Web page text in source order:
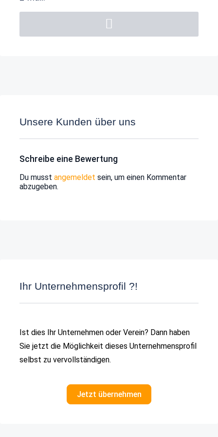
Unsere Kunden über uns
Schreibe eine Bewertung
Du musst angemeldet sein, um einen Kommentar
abzugeben.
Ihr Unternehmensprofil ?!
Ist dies Ihr Unternehmen oder Verein? Dann haben
Sie jetzt die Möglichkeit dieses Unternehmensprofil
selbst zu vervollständigen.
Jetzt übernehmen